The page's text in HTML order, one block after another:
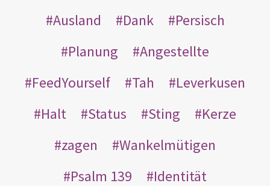
Ausland
Dank
Persisch
Planung
Angestellte
FeedYourself
Tah
Leverkusen
Halt
Status Sting
Kerze
zagen
Wankelmütigen
Psalm 139
Identität